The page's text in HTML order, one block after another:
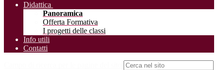
Didattica
Panoramica
Offerta Formativa
I progetti delle classi
Info utili
Contatti